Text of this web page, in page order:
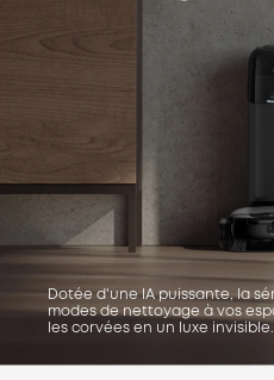
Dotée d'une IA puissante, la
modes de nettoyage à vos
les corvées en un luxe invisible.